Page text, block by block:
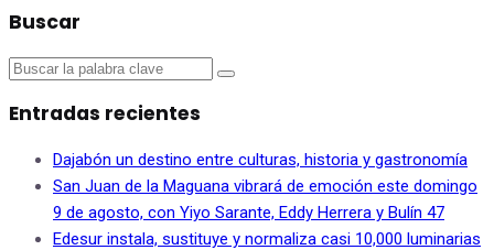
Buscar
Entradas recientes
Dajabón un destino entre culturas, historia y gastronomía
San Juan de la Maguana vibrará de emoción este domingo
9 de agosto, con Yiyo Sarante, Eddy Herrera y Bulín 47
Edesur instala, sustituye y normaliza casi 10,000 luminarias